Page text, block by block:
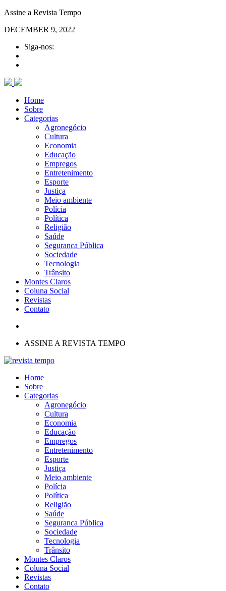
Assine a Revista Tempo
DECEMBER 9, 2022
Siga-nos:
Home
Sobre
Categorias
Agronegócio
Cultura
Economia
Educação
Empregos
Entretenimento
Esporte
Justiça
Meio ambiente
Polícia
Política
Religião
Saúde
Seguranca Pública
Sociedade
Tecnologia
Trânsito
Montes Claros
Coluna Social
Revistas
Contato
ASSINE A REVISTA TEMPO
Home
Sobre
Categorias
Agronegócio
Cultura
Economia
Educação
Empregos
Entretenimento
Esporte
Justiça
Meio ambiente
Polícia
Política
Religião
Saúde
Seguranca Pública
Sociedade
Tecnologia
Trânsito
Montes Claros
Coluna Social
Revistas
Contato